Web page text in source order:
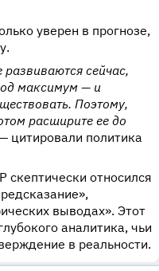
уверен в прогнозе,
сейчас,
максимум — и
Поэтому,
расширите ее до
цитировали политика
относился
выводах». Этот
аналитика, чьи
в реальности.